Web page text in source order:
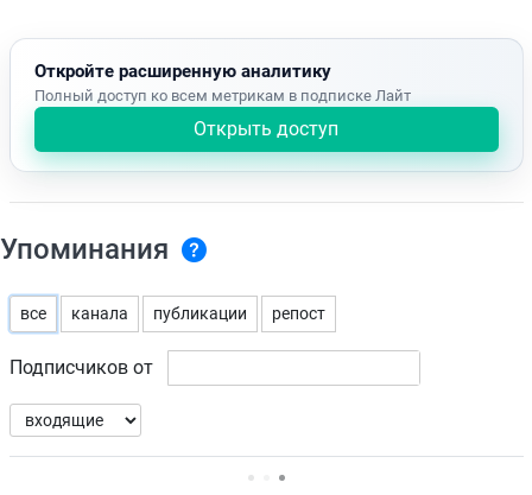
Откройте расширенную аналитику
Полный доступ ко всем метрикам в подписке Лайт
Открыть доступ
Упоминания
все канала публикации репост
Подписчиков от
Нет доступных упоминаний.